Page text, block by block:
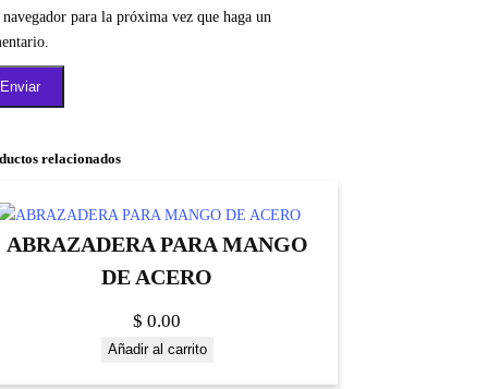
navegador para la próxima vez que haga un
relacionados
ABRAZADERA PARA MANGO
DE ACERO
$ 0.00
Añadir al carrito